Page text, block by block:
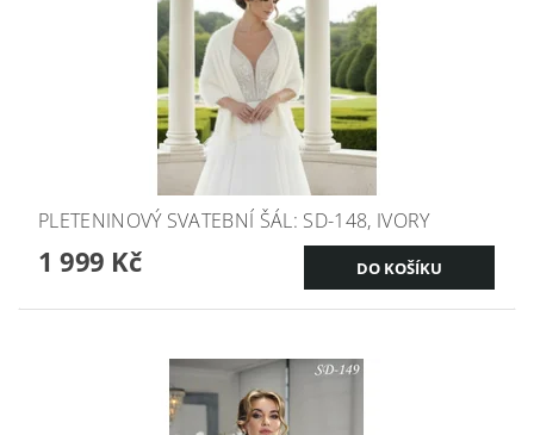
PLETENINOVÝ SVATEBNÍ ŠÁL: SD-148, IVORY
1 999 Kč